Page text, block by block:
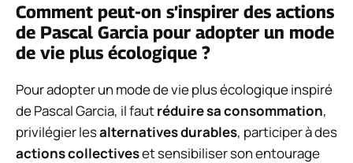
Comment peut-on s’inspirer des actions
de Pascal Garcia pour adopter un mode
de vie plus écologique ?
Pour adopter un mode de vie plus écologique inspiré
de Pascal Garcia, il fautréduire sa consommation,
privilégier lesalternatives durables, participer à des
actions collectiveset sensibiliser son entourage